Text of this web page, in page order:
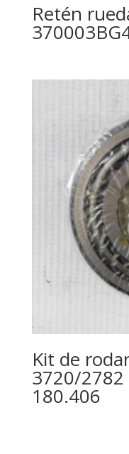
Retén
Kit de
3720/
180.406